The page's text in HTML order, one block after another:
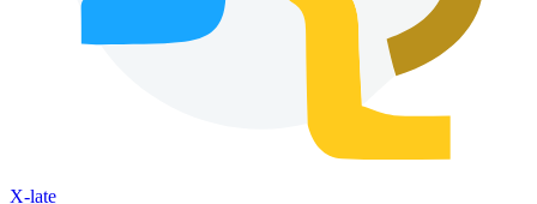
X-late